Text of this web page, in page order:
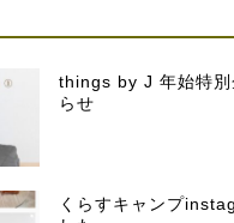
things by J 年始特別
らせ
くらすキャンプ